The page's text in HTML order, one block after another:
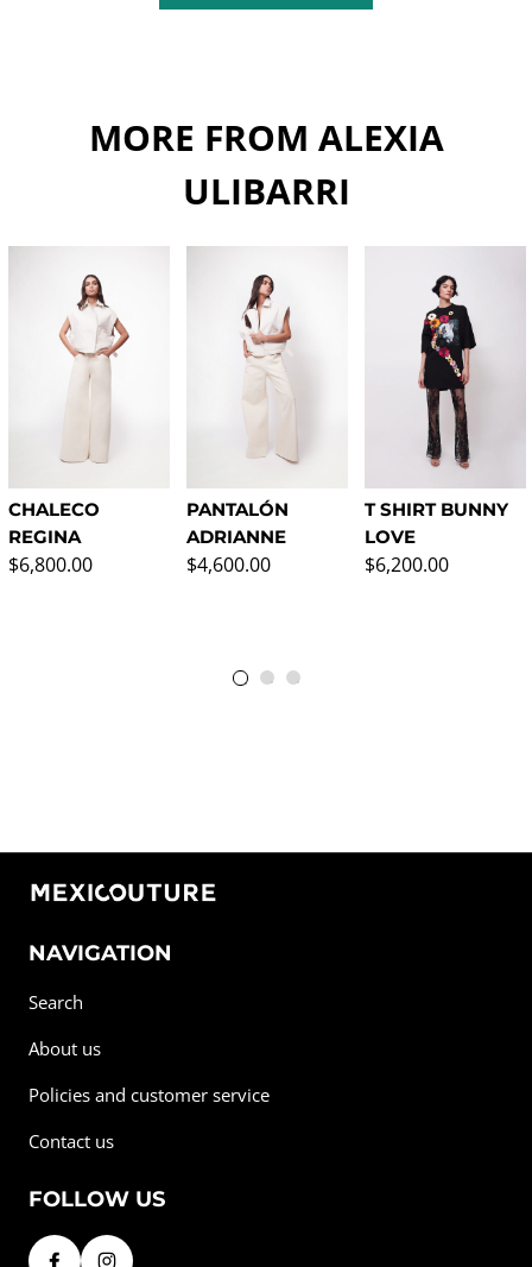
MORE FROM ALEXIA
ULIBARRI
CHALECO
REGINA
Regular price
$6,800.00
PANTALÓN
ADRIANNE
Regular price
$4,600.00
T SHIRT BUNNY
LOVE
Regular price
$6,200.00
NAVIGATION
Search
About us
Policies and customer service
Contact us
FOLLOW US